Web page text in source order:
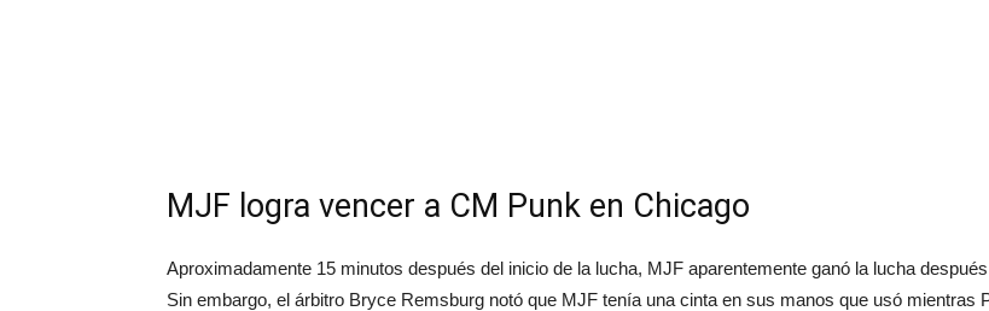
MJF logra vencer a CM Punk en Chicago
Aproximadamente 15 minutos después del inicio de la lucha, MJF aparentemente ganó la lucha
Sin embargo, el árbitro Bryce Remsburg notó que MJF tenía una cinta en sus manos que usó mientras